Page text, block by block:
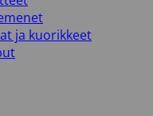
ja kuorikkeet